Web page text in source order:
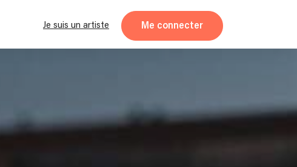
Je suis un artiste Me connecter